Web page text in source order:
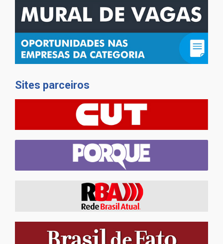
Sites parceiros